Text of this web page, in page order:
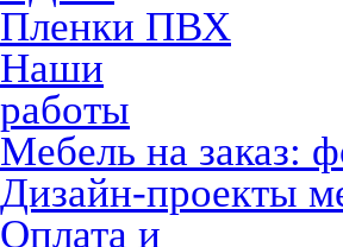
Пленки ПВХ
Наши
работы
Мебель на заказ:
Дизайн-проекты
Оплата и